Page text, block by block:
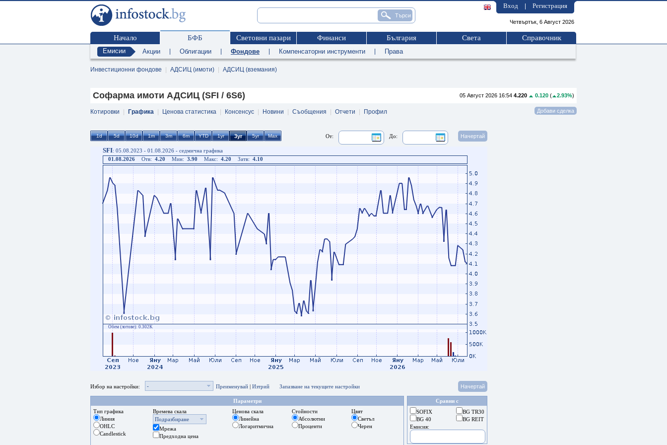
Вход Регистрация
Четвъртък, 6 Август 2026
Начало БФБ Световни пазари Финанси България Света Справочник
Емисии Акции Облигации Фондове Компенсаторни инструменти Права
Инвестиционни фондове АДСИЦ (имоти) АДСИЦ (вземания)
05 Август 2026 16:54 4.220 0.120 ( 2.93%)
Софарма имоти АДСИЦ (SFI / 6S6)
Котировки Графика Ценова статистика Консенсус Новини Съобщения Отчети Профил
До:
От:
SFI: 05.08.2023 - 01.08.2026 - седмична графика
01.08.2026
Отв: 4.20 Мин: 3.90 Макс: 4.20 Затв: 4.10
Обем (лотове): 0.302K
Избор на настройки: - Преименувай | Изтрий Запазване на текущите настройки
Сравни с
BG TR30
BG REIT
SOFIX
BG 40
Емисия:
Параметри
Тип графика
Линия
OHLC
Candlestick
Времева скала
Подразбиране
Мрежа
Предходна цена
Ценова скала
Линейна
Логаритмична
Стойности
Абсолютни
Проценти
Цвят
Светъл
Черен